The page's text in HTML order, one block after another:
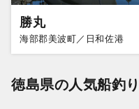
勝丸
海部郡美波町／日和佐港
徳島県の人気船釣